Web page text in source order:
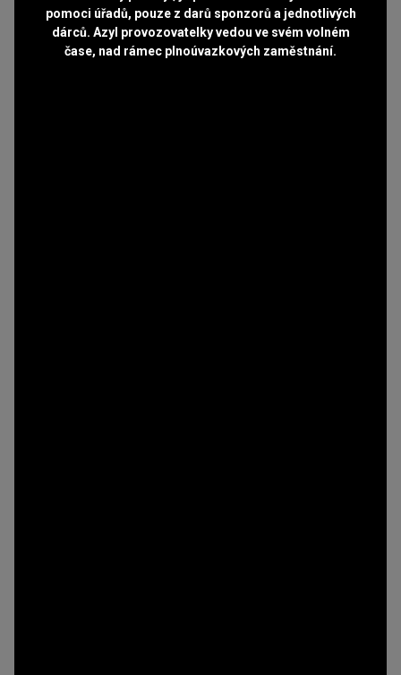
pomoci úřadů, pouze z darů sponzorů a jednotlivých
dárců. Azyl provozovatelky vedou ve svém volném
čase, nad rámec plnoúvazkových zaměstnání.